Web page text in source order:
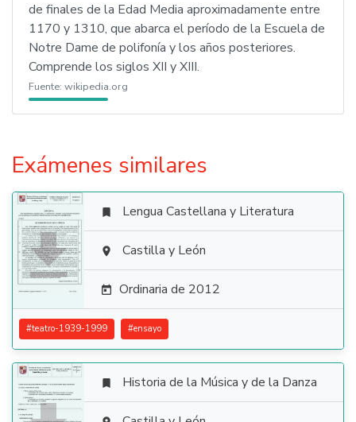
de finales de la Edad Media aproximadamente entre
1170 y 1310, que abarca el período de la Escuela de
Notre Dame de polifonía y los años posteriores.
Comprende los siglos XII y XIII.
Fuente: wikipedia.org
Exámenes similares

 Lengua Castellana y Literatura
 Castilla y León
 Ordinaria de 2012
#teatro-1939-1999 #ensayo
 Historia de la Música y de la Danza